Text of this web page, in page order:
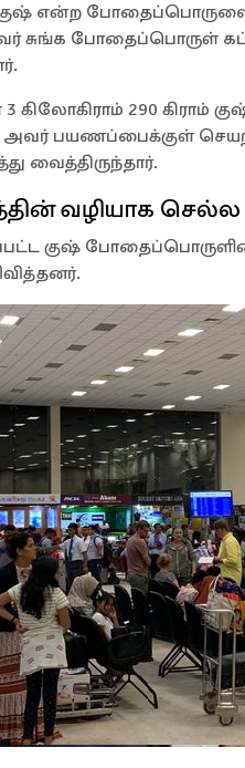
என்ற
சுங்க போதைப்பொருள்
3 கிலோகிராம் 290
பயணப்பைக்குள்
வைத்திருந்தார்.
வழியாக
குஷ் போதைப்பொருளின்